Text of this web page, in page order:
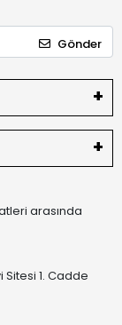
Gönder
arasında
Sitesi 1. Cadde